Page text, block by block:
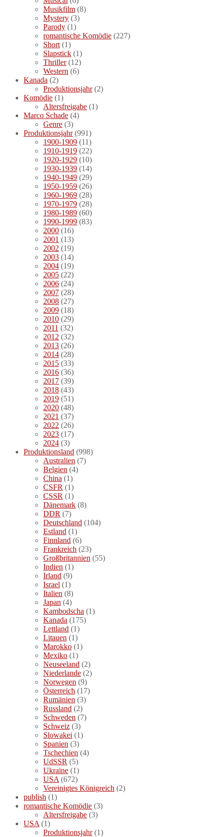
Musikfilm (8)
Mystery (3)
Parody (1)
romantische Komödie (227)
Short (1)
Slapstick (1)
Thriller(12)
Western (6)
Kanada (2)
Produktionsjahr(2)
Komödie (1)
Altersfreigabe (1)
Marco Schade (4)
Genre (3)
Produktionsjahr(991)
1900-1909 (11)
1910-1919 (22)
1920-1929 (10)
1930-1939 (14)
1940-1949 (29)
1950-1959 (26)
1960-1969 (28)
1970-1979 (28)
1980-1989 (60)
1990-1999 (83)
2000 (16)
2001 (13)
2002 (19)
2003 (14)
2004 (19)
2005 (22)
2006 (24)
2007 (28)
2008 (27)
2009 (18)
2010 (29)
2011 (32)
2012 (32)
2013 (26)
2014 (28)
2015 (33)
2016 (36)
2017 (39)
2018 (43)
2019 (51)
2020 (48)
2021 (37)
2022 (26)
2023 (17)
2024 (3)
Produktionsland (998)
Australien (7)
Belgien (4)
China (1)
CSFR (1)
CSSR (1)
Dänemark (8)
DDR (7)
Deutschland (104)
Estland (1)
Finnland (6)
Frankreich (23)
Großbritannien (55)
Indien (1)
Irland (9)
Israel (1)
Italien (8)
Japan (4)
Kambodscha (1)
Kanada (175)
Lettland (1)
Litauen (1)
Marokko (1)
Mexiko (1)
Neuseeland (2)
Niederlande (2)
Norwegen (9)
Österreich (17)
Rumänien (3)
Russland (2)
Schweden (7)
Schweiz (3)
Slowakei (1)
Spanien (3)
Tschechien (4)
UdSSR (5)
Ukraine (1)
USA (672)
Vereinigtes Königreich (2)
publish (1)
romantische Komödie (3)
Altersfreigabe (3)
USA (1)
Produktionsjahr(1)